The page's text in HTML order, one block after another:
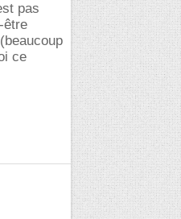
pas
être
ce